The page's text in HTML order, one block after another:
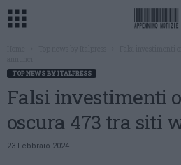
TOP NEWS BY ITALPRESS
Falsi investimenti
oscura 473 tra siti
23 Febbraio 2024